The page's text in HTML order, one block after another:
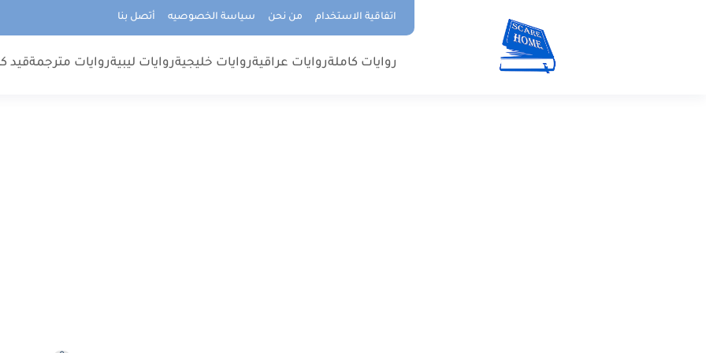
اتفاقية الاستخدام من نحن سياسة الخصوصيه أتصل بنا
روايات كاملةروايات عراقيةروايات خليجيةروايات ليبيةروايات مترجمةقيد